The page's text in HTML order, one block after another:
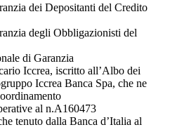
dei Depositanti del Credito
degli Obbligazionisti del
di Garanzia
Iccrea, iscritto all’Albo dei
Iccrea Banca Spa, che ne
al n.A160473
tenuto dalla Banca d’Italia al